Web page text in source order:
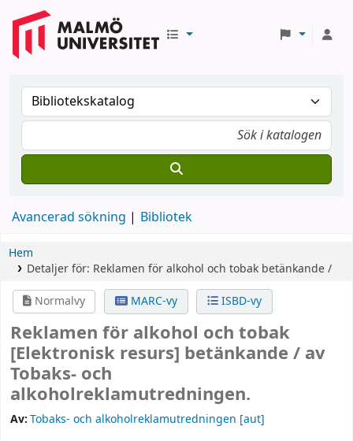
Avancerad sökning Bibliotek
Hem
Detaljer för: Reklamen för alkohol och tobak betänkande /
Normalvy
MARC-vy ISBD-vy
Reklamen för alkohol och tobak
[Elektronisk resurs] betänkande / av
Tobaks- och
alkoholreklamutredningen.
Av:Tobaks- och alkoholreklamutredningen [aut]